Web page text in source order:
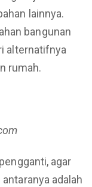
lainnya.
bangunan
alternatifnya
rumah.
agar
adalah